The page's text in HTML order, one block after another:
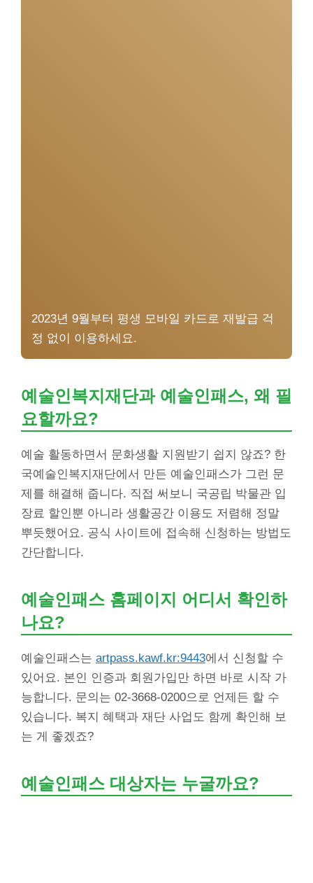
2023년 9월부터 평생 모바일 카드로 재발급 걱
정 없이 이용하세요.
예술인복지재단과 예술인패스, 왜 필
요할까요?
예술 활동하면서 문화생활 지원받기 쉽지 않죠? 한
국예술인복지재단에서 만든 예술인패스가 그런 문
제를 해결해 줍니다. 직접 써보니 국공립 박물관 입
장료 할인뿐 아니라 생활공간 이용도 저렴해 정말
뿌듯했어요. 공식 사이트에 접속해 신청하는 방법도
간단합니다.
예술인패스 홈페이지 어디서 확인하
나요?
예술인패스는 artpass.kawf.kr:9443에서 신청할 수
있어요. 본인 인증과 회원가입만 하면 바로 시작 가
능합니다. 문의는 02-3668-0200으로 언제든 할 수
있습니다. 복지 혜택과 재단 사업도 함께 확인해 보
는 게 좋겠죠?
예술인패스 대상자는 누굴까요?